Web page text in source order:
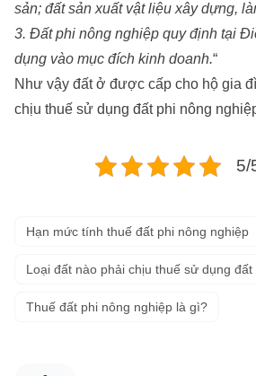
sản; đất sản xuất vật liệu xây dựng,
3. Đất phi nông nghiệp quy định tại
dụng vào mục đích kinh doanh.“
Như vậy đất ở được cấp cho hộ gia
chịu thuế sử dụng đất phi nông
5/
Hạn mức tính thuế đất phi nông nghiệp
Loại đất nào phải chịu thuế sử dụng
Thuế đất phi nông nghiệp là gì?